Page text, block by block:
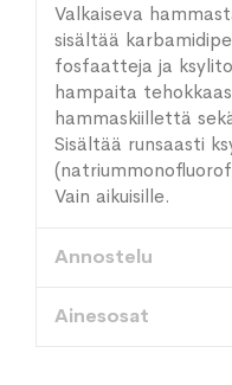
Valkaiseva
sisältää
fosfaatteja ja
hampaita
hammaskiillettä
Sisältää runsaasti
Vain aikuisille.
Annostelu
Ainesosat